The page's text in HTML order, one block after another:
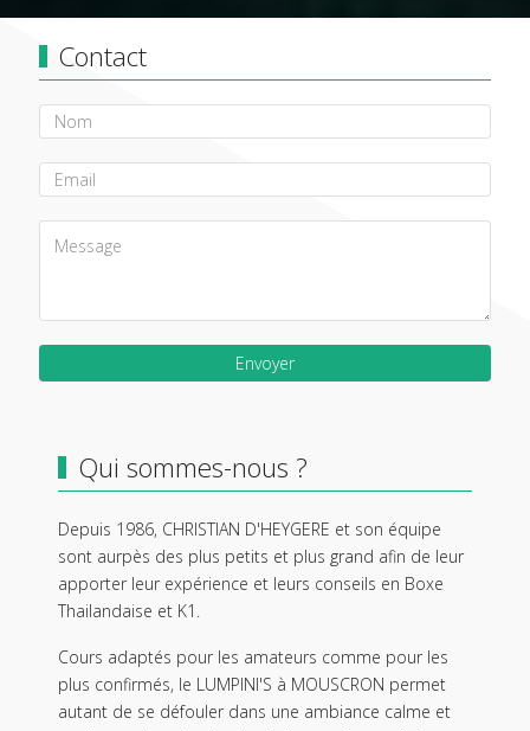
Contact
Envoyer
Qui sommes-nous ?
Depuis 1986, CHRISTIAN D'HEYGERE et son équipe
sont aurpès des plus petits et plus grand afin de leur
apporter leur expérience et leurs conseils en Boxe
Thailandaise et K1.
Cours adaptés pour les amateurs comme pour les
plus confirmés, le LUMPINI'S à MOUSCRON permet
autant de se défouler dans une ambiance calme et